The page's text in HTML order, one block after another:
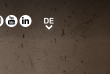
YoutubeLinkedIn
DEDE